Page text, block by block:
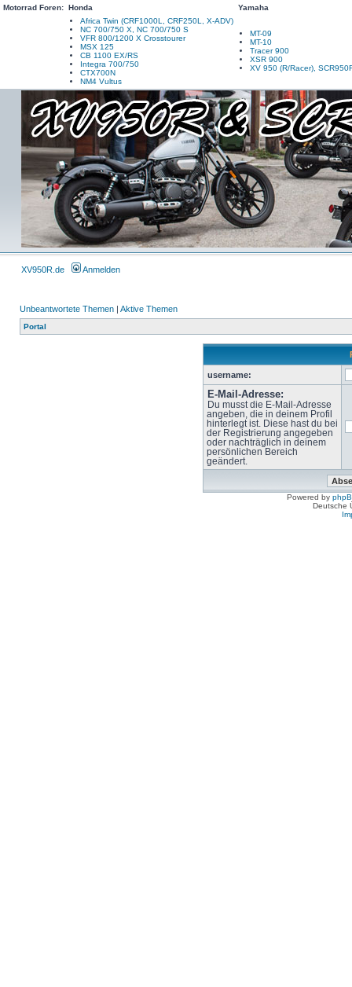
Motorrad Foren: Honda
Yamaha
Africa Twin (CRF1000L, CRF250L, X-ADV)
NC 700/750 X, NC 700/750 S
VFR 800/1200 X Crosstourer
MSX 125
CB 1100 EX/RS
Integra 700/750
CTX700N
NM4 Vultus
MT-09
MT-10
Tracer 900
XSR 900
XV 950 (R/Racer),
XV950R.de Anmelden
Unbeantwortete Themen | Aktive Themen
Portal
username:
E-Mail-Adresse:
Du musst die E-Mail-Adresse
angeben, die in deinem Profil
hinterlegt ist. Diese hast du bei
der Registrierung angegeben
oder nachträglich in deinem
persönlichen Bereich
geändert.
Powered by
Deutsche